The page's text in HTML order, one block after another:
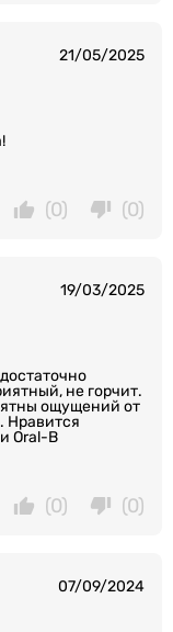
21/05/2025
(0)
(0)
19/03/2025
не горчит.
ощущений от
Нравится
Oral-B
(0)
(0)
07/09/2024